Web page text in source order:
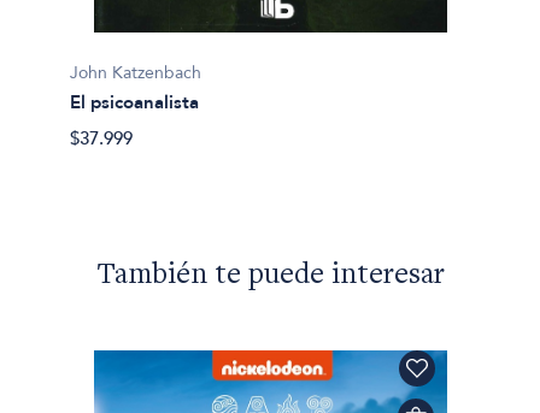
John Katzenbach
El psicoanalista
$37.999
También te puede interesar